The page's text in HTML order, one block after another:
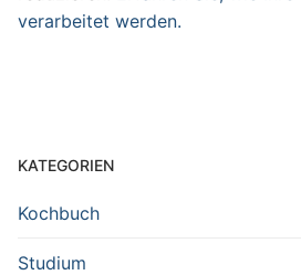
verarbeitet werden.
KATEGORIEN
Kochbuch
Studium